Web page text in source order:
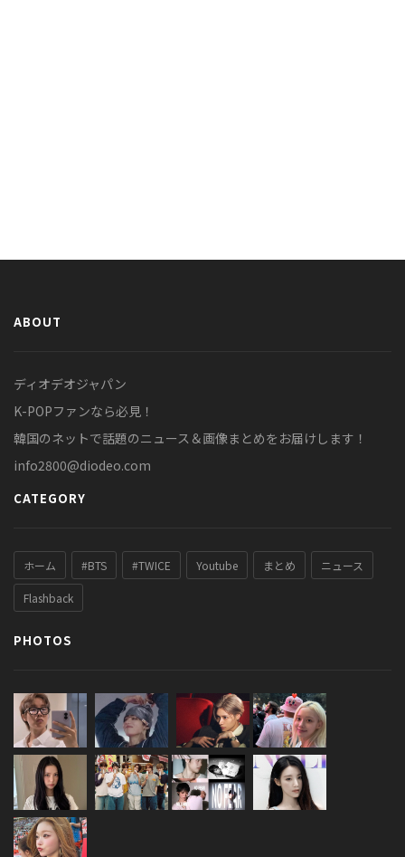
ABOUT
ディオデオジャパン
K-POPファンなら必見！
韓国のネットで話題のニュース＆画像まとめをお届けします！
info2800@diodeo.com
CATEGORY
ホーム #BTS #TWICE Youtube まとめ ニュース
Flashback
PHOTOS